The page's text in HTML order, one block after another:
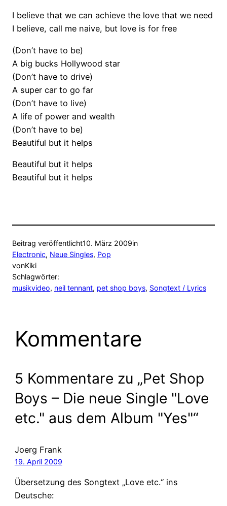
I believe that we can achieve the love that we need
I believe, call me naive, but love is for free
(Don’t have to be)
A big bucks Hollywood star
(Don’t have to drive)
A super car to go far
(Don’t have to live)
A life of power and wealth
(Don’t have to be)
Beautiful but it helps
Beautiful but it helps
Beautiful but it helps
Beitrag veröffentlicht10. März 2009in
Electronic, Neue Singles, Pop
vonKiki
Schlagwörter:
musikvideo, neil tennant, pet shop boys, Songtext / Lyrics
Kommentare
5 Kommentare zu „Pet Shop
Boys – Die neue Single "Love
etc." aus dem Album "Yes"“
Joerg Frank
19. April 2009
Übersetzung des Songtext „Love etc.“ ins
Deutsche: